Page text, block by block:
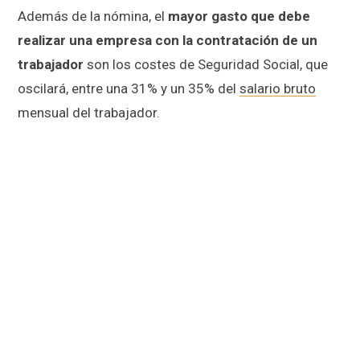
Además de la nómina, el mayor gasto que debe
realizar una empresa con la contratación de un
trabajador son los costes de Seguridad Social, que
oscilará, entre una 31% y un 35% del salario bruto
mensual del trabajador.